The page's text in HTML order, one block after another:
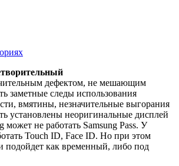
дефектом, не мешающим
заметные следы использования
вмятины, незначительные выгорания
установлены неоригинальные дисплей
не работать Samsung Pass. У
Touch ID, Face ID. Но при этом
подойдет как временный, либо под